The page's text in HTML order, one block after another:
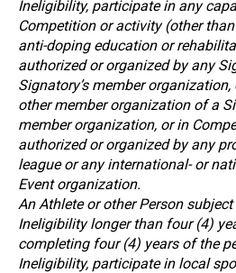
Ineligibility, participate in any
Competition or activity (other
anti-doping education or
authorized or organized by any
Signatory’s member organization,
other member organization of a
member organization, or in
authorized or organized by any
league or any international- or
Event organization.
An Athlete or other Person
Ineligibility longer than four (4)
completing four (4) years of the
Ineligibility, participate in local